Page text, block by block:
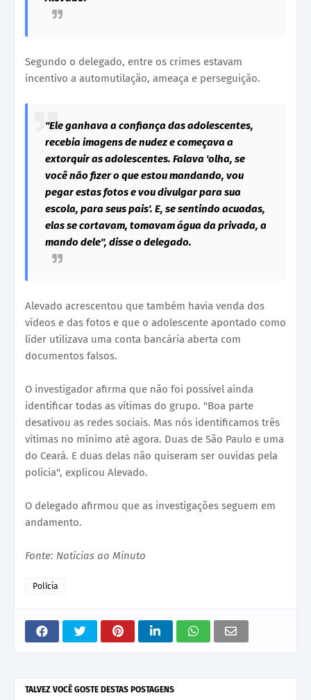
Segundo o delegado, entre os crimes estavam
incentivo a automutilação, ameaça e perseguição.
"Ele ganhava a confiança das adolescentes,
recebia imagens de nudez e começava a
extorquir as adolescentes. Falava 'olha, se
você não fizer o que estou mandando, vou
pegar estas fotos e vou divulgar para sua
escola, para seus pais'. E, se sentindo acuadas,
elas se cortavam, tomavam água da privada, a
mando dele", disse o delegado.
Alevado acrescentou que também havia venda dos
vídeos e das fotos e que o adolescente apontado como
líder utilizava uma conta bancária aberta com
documentos falsos.
O investigador afirma que não foi possível ainda
identificar todas as vítimas do grupo. "Boa parte
desativou as redes sociais. Mas nós identificamos três
vítimas no mínimo até agora. Duas de São Paulo e uma
do Ceará. E duas delas não quiseram ser ouvidas pela
polícia", explicou Alevado.
O delegado afirmou que as investigações seguem em
andamento.
Fonte: Notícias ao Minuto
Polícia
TALVEZ VOCÊ GOSTE DESTAS POSTAGENS